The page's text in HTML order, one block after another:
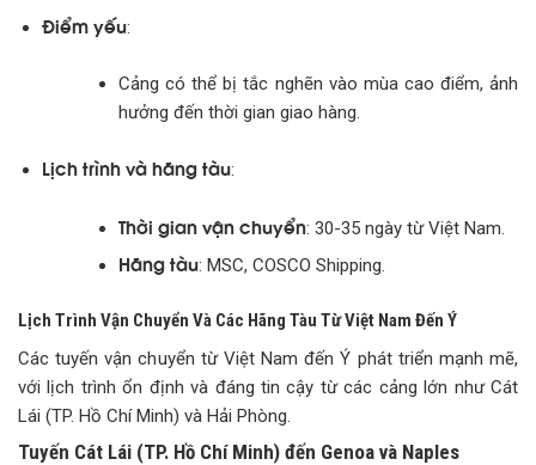
Điểm yếu:
Cảng có thể bị tắc nghẽn vào mùa cao điểm, ảnh
hưởng đến thời gian giao hàng.
Lịch trình và hãng tàu:
Thời gian vận chuyển: 30-35 ngày từ Việt Nam.
Hãng tàu: MSC, COSCO Shipping.
Lịch Trình Vận Chuyển Và Các Hãng Tàu Từ Việt Nam Đến Ý
Các tuyến vận chuyển từ Việt Nam đến Ý phát triển mạnh mẽ,
với lịch trình ổn định và đáng tin cậy từ các cảng lớn như Cát
Lái (TP. Hồ Chí Minh) và Hải Phòng.
Tuyến Cát Lái (TP. Hồ Chí Minh) đến Genoa và Naples